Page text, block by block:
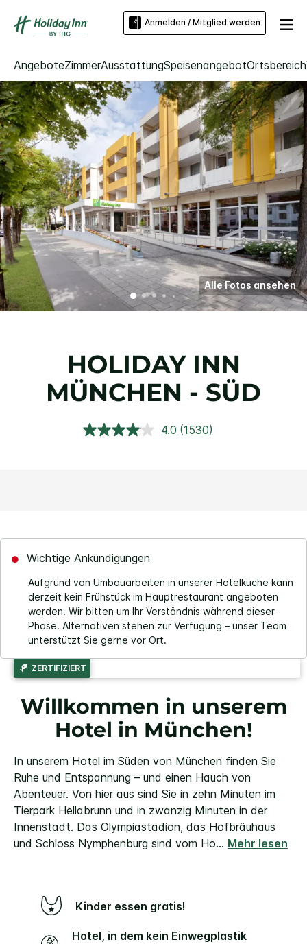
Anmelden / Mitglied werden
AngeboteZimmerAusstattungSpeisenangebotOrtsbereich
Alle Fotos ansehen
HOLIDAY INN
MÜNCHEN - SÜD
4.0 1530
(1530)
Wichtige Ankündigungen
Aufgrund von Umbauarbeiten in unserer Hotelküche kann
derzeit kein Frühstück im Hauptrestaurant angeboten
werden. Wir bitten um Ihr Verständnis während dieser
Phase. Alternativen stehen zur Verfügung – unser Team
unterstützt Sie gerne vor Ort.
ZERTIFIZIERT
Willkommen in unserem
Hotel in München!
In unserem Hotel im Süden von München finden Sie
Ruhe und Entspannung – und einen Hauch von
Abenteuer. Von hier aus sind Sie in zehn Minuten im
Tierpark Hellabrunn und in zwanzig Minuten in der
Innenstadt. Das Olympiastadion, das Hofbräuhaus
und Schloss Nymphenburg sind vom Ho... Mehr lesen
Kinder essen gratis!
Hotel, in dem kein Einwegplastik